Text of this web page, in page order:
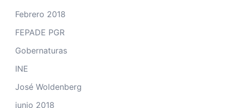
Febrero 2018
FEPADE PGR
Gobernaturas
INE
José Woldenberg
junio 2018